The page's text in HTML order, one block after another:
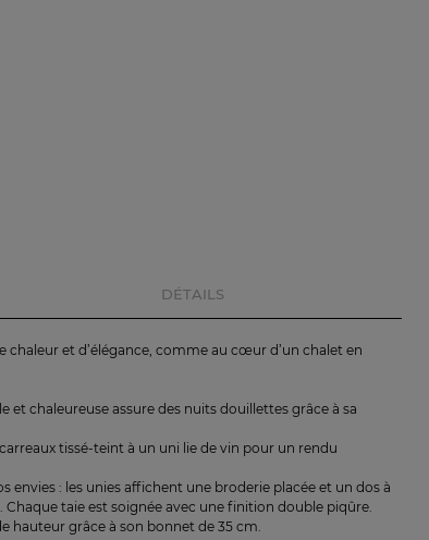
DÉTAILS
et d’élégance, comme au cœur d’un chalet en
et chaleureuse assure des nuits douillettes grâce à sa
tissé-teint à un uni lie de vin pour un rendu
envies : les unies affichent une broderie placée et un dos à
taie est soignée avec une finition double piqûre.
hauteur grâce à son bonnet de 35 cm.